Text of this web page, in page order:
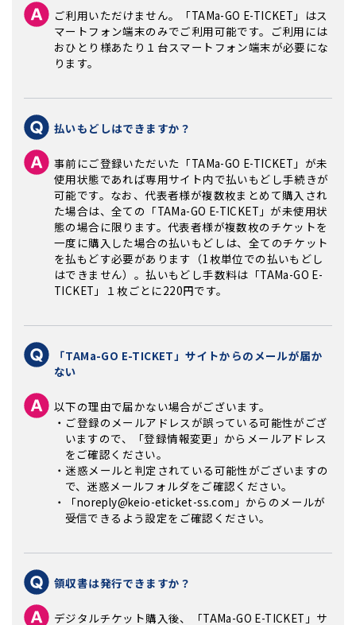
ご利用いただけません。「TAMa-GO E-TICKET」はス
マートフォン端末のみでご利用可能です。ご利用には
おひとり様あたり１台スマートフォン端末が必要にな
ります。
払いもどしはできますか？
事前にご登録いただいた「TAMa-GO E-TICKET」が未
使用状態であれば専用サイト内で払いもどし手続きが
可能です。なお、代表者様が複数枚まとめて購入され
た場合は、全ての「TAMa-GO E-TICKET」が未使用状
態の場合に限ります。代表者様が複数枚のチケットを
一度に購入した場合の払いもどしは、全てのチケット
を払もどす必要があります（1枚単位での払いもどし
はできません）。払いもどし手数料は「TAMa-GO E-
TICKET」１枚ごとに220円です。
「TAMa-GO E-TICKET」サイトからのメールが届か
ない
以下の理由で届かない場合がございます。
・ご登録のメールアドレスが誤っている可能性がござ
いますので、「登録情報変更」からメールアドレス
をご確認ください。
・迷惑メールと判定されている可能性がございますの
で、迷惑メールフォルダをご確認ください。
・「noreply@keio-eticket-ss.com」からのメールが
受信できるよう設定をご確認ください。
領収書は発行できますか？
デジタルチケット購入後、「TAMa-GO E-TICKET」サ